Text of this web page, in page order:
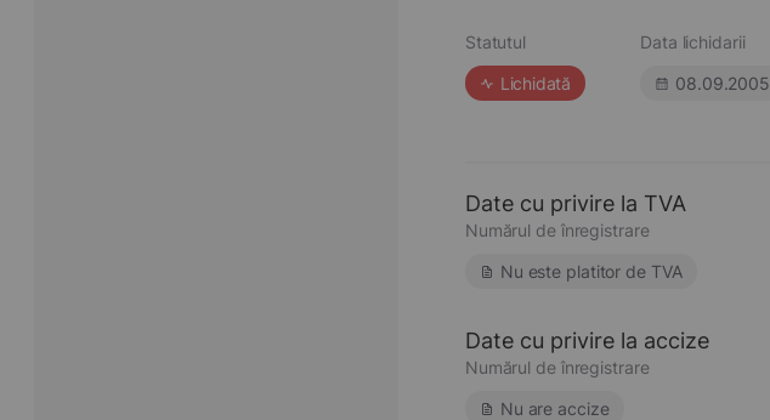
Statutul
Lichidată
Data lichidarii
08.09.2005
Date cu privire la TVA
Numărul de înregistrare
Nu este platitor de TVA
Date cu privire la accize
Numărul de înregistrare
Nu are accize